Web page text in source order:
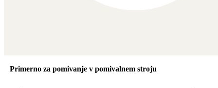
Primerno za pomivanje v pomivalnem stroju